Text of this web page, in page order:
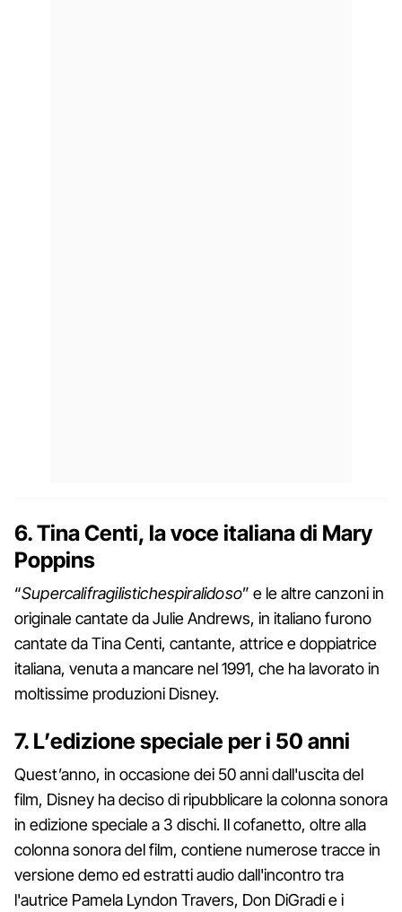
6. Tina Centi, la voce italiana di Mary
Poppins
“Supercalifragilistichespiralidoso” e le altre canzoni in
originale cantate da Julie Andrews, in italiano furono
cantate da Tina Centi, cantante, attrice e doppiatrice
italiana, venuta a mancare nel 1991, che ha lavorato in
moltissime produzioni Disney.
7. L’edizione speciale per i 50 anni
Quest’anno, in occasione dei 50 anni dall'uscita del
film, Disney ha deciso di ripubblicare la colonna sonora
in edizione speciale a 3 dischi. Il cofanetto, oltre alla
colonna sonora del film, contiene numerose tracce in
versione demo ed estratti audio dall'incontro tra
l'autrice Pamela Lyndon Travers, Don DiGradi e i